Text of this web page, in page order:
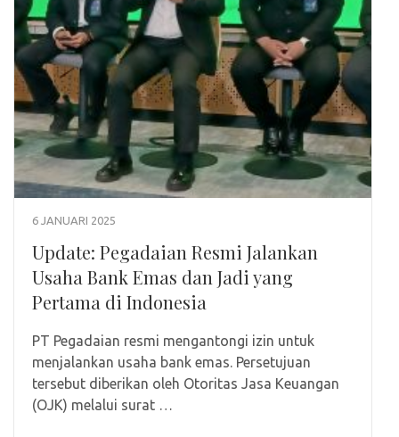
6 JANUARI 2025
Update: Pegadaian Resmi Jalankan
Usaha Bank Emas dan Jadi yang
Pertama di Indonesia
PT Pegadaian resmi mengantongi izin untuk
menjalankan usaha bank emas. Persetujuan
tersebut diberikan oleh Otoritas Jasa Keuangan
(OJK) melalui surat …